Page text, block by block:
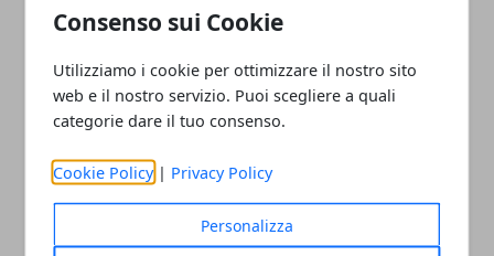
Consenso sui Cookie
Utilizziamo i cookie per ottimizzare il nostro sito
web e il nostro servizio. Puoi scegliere a quali
categorie dare il tuo consenso.
Cookie Policy | Privacy Policy
Personalizza
biodegradabili
29/12/2021